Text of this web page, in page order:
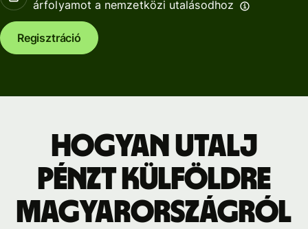
árfolyamot a nemzetközi utalásodhoz
Regisztráció
Hogyan utalj
pénzt külföldre
Magyarországról